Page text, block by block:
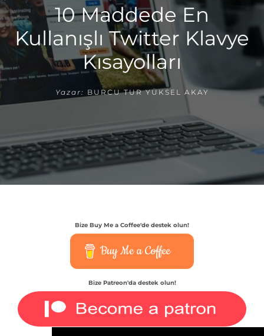
10 Maddede En
Kullanışlı Twitter Klavye
Kısayolları
Yazar: BURCU TUR YÜKSEL AKAY
Bize Buy Me a Coffee'de destek olun!
Buy Me a Coffee
Bize Patreon'da destek olun!